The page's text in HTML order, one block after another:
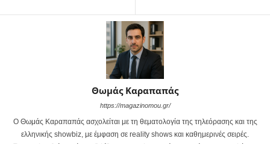
Θωμάς Καραπαπάς
https://magazinomou.gr/
Ο Θωμάς Καραπαπάς ασχολείται με τη θεματολογία της τηλεόρασης και της
ελληνικής showbiz, με έμφαση σε reality shows και καθημερινές σειρές.